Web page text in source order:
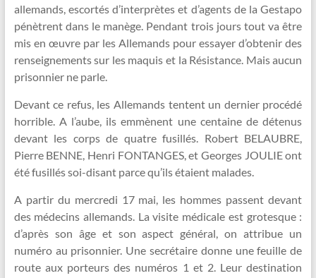
allemands, escortés d’interprètes et d’agents de la Gestapo
pénètrent dans le manège. Pendant trois jours tout va être
mis en œuvre par les Allemands pour essayer d’obtenir des
renseignements sur les maquis et la Résistance. Mais aucun
prisonnier ne parle.
Devant ce refus, les Allemands tentent un dernier procédé
horrible. A l’aube, ils emmènent une centaine de détenus
devant les corps de quatre fusillés. Robert BELAUBRE,
Pierre BENNE, Henri FONTANGES, et Georges JOULIE ont
été fusillés soi-disant parce qu’ils étaient malades.
A partir du mercredi 17 mai, les hommes passent devant
des médecins allemands. La visite médicale est grotesque :
d’après son âge et son aspect général, on attribue un
numéro au prisonnier. Une secrétaire donne une feuille de
route aux porteurs des numéros 1 et 2. Leur destination